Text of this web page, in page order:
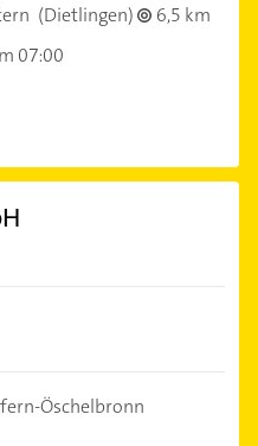
(Dietlingen)
6,5 km
07:00
Öschelbronn